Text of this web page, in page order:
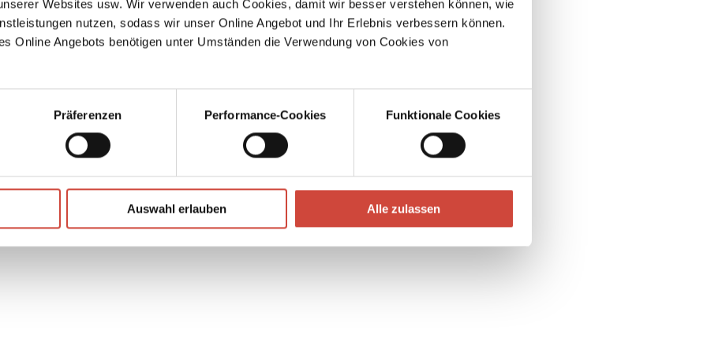
Websites usw. Wir verwenden auch Cookies, damit wir besser verstehen können, wie
nutzen, sodass wir unser Online Angebot und Ihr Erlebnis verbessern können.
Online Angebots benötigen unter Umständen die Verwendung von Cookies von
Präferenzen Performance-Cookies Funktionale Cookies
Auswahl erlauben Alle zulassen
Kaufen
in
bei